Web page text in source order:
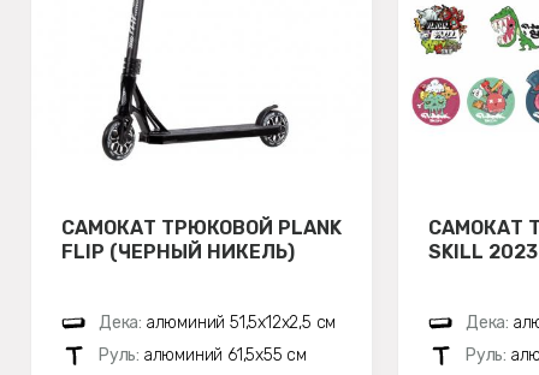
САМОКАТ ТРЮКОВОЙ PLANK
FLIP (ЧЕРНЫЙ НИКЕЛЬ)
Дека: алюминий 51,5х12x2,5 см
Руль: алюминий 61,5х55 см
САМОКАТ
SKILL
Дека:
Руль: